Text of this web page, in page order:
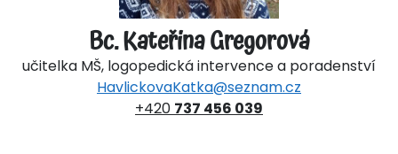
Bc. Kateřina Gregorová
učitelka MŠ, logopedická intervence a poradenství
HavlickovaKatka@seznam.cz
+420 737 456 039